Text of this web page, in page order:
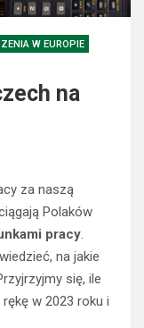
W EUROPIE
na
za naszą
Polaków
pracy
na jakie
się, ile
w 2023 roku i